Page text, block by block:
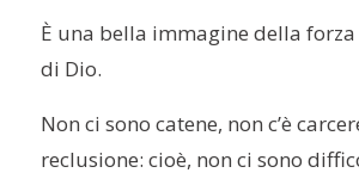
È una bella immagine della
di Dio.
Non ci sono catene, non c’è
reclusione: cioè, non ci sono